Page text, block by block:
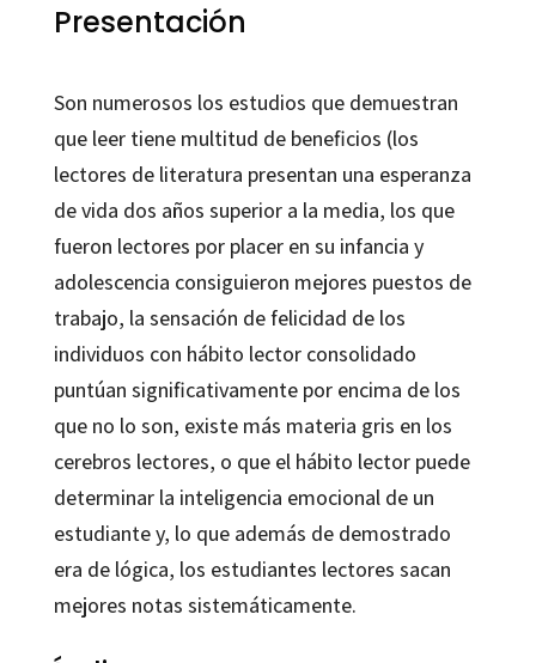
Presentación
Son numerosos los estudios que demuestran
que leer tiene multitud de beneficios (los
lectores de literatura presentan una esperanza
de vida dos años superior a la media, los que
fueron lectores por placer en su infancia y
adolescencia consiguieron mejores puestos de
trabajo, la sensación de felicidad de los
individuos con hábito lector consolidado
puntúan significativamente por encima de los
que no lo son, existe más materia gris en los
cerebros lectores, o que el hábito lector puede
determinar la inteligencia emocional de un
estudiante y, lo que además de demostrado
era de lógica, los estudiantes lectores sacan
mejores notas sistemáticamente.